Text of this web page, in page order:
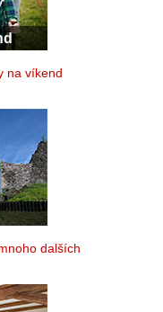
na víkend
dalších